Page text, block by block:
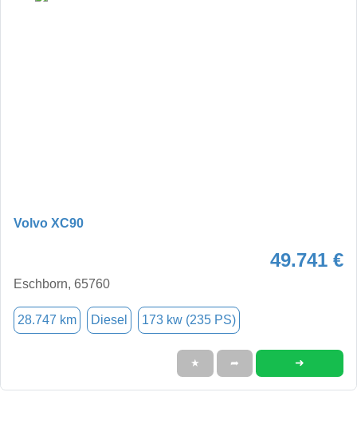
Volvo XC90
49.741 €
Eschborn, 65760
28.747 km Diesel 173 kw (235 PS)
★ ➦ ➜